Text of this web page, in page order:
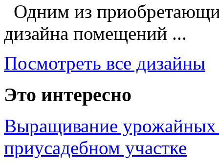
Одним из
дизайна помещений ...
Посмотреть все дизайны
Это интересно
Выращивание урожайных
приусадебном участке